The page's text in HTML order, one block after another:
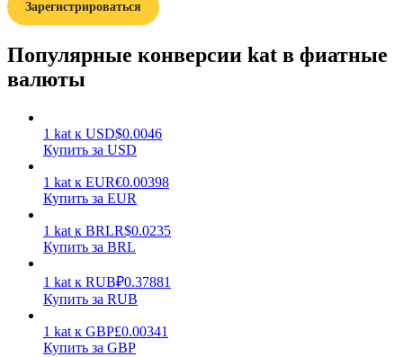
Заработок
Получайте конкурентные награды ежедневно
Зарегистрироваться
Популярные конверсии kat в фиатные
валюты
1 kat к USD$0.0046
Купить за USD
1 kat к EUR€0.00398
Купить за EUR
1 kat к BRLR$0.0235
Купить за BRL
1 kat к RUB₽0.37881
Купить за RUB
1 kat к GBP£0.00341
Купить за GBP